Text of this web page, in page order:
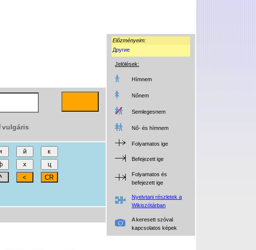
Előzményeim:
Другие
Jelölések:
Hímnem
Nőnem
Semlegesnem
Nő- és hímnem
Folyamatos ige
Befejezett ige
Folyamatos és
befejezett ige
Nyelvtani részletek a
Wikiszótárban
A keresett szóval
kapcsolatos képek
vulgáris